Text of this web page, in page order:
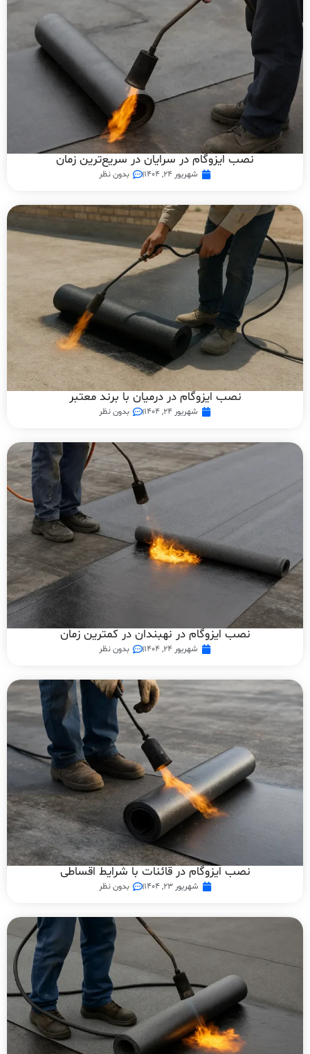
نصب ایزوگام در سرایان در سریع‌ترین زمان
شهریور ۲۴, ۱۴۰۴ بدون نظر
نصب ایزوگام در درمیان با برند معتبر
شهریور ۲۴, ۱۴۰۴ بدون نظر
نصب ایزوگام در نهبندان در کمترین زمان
شهریور ۲۴, ۱۴۰۴ بدون نظر
نصب ایزوگام در قائنات با شرایط اقساطی
شهریور ۲۳, ۱۴۰۴ بدون نظر